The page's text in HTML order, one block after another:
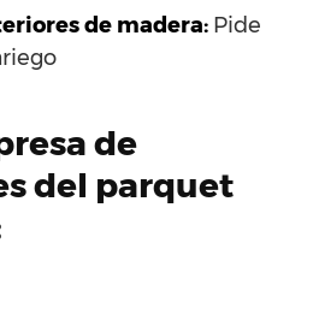
de madera: Pide
de
del parquet